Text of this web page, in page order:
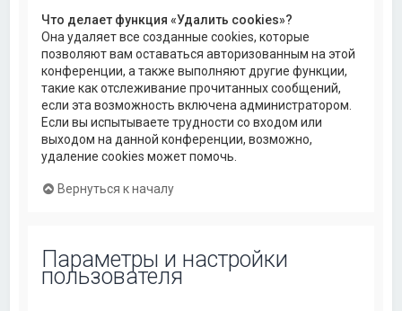
Что делает функция «Удалить cookies»?
Она удаляет все созданные cookies, которые
позволяют вам оставаться авторизованным на этой
конференции, а также выполняют другие функции,
такие как отслеживание прочитанных сообщений,
если эта возможность включена администратором.
Если вы испытываете трудности со входом или
выходом на данной конференции, возможно,
удаление cookies может помочь.
Вернуться к началу
Параметры и настройки
пользователя